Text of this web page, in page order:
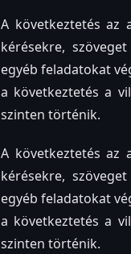
A következtetés az
kérésekre,
egyéb feladatokat
a következtetés a
szinten történik.
A következtetés az
kérésekre,
egyéb feladatokat
a következtetés a
szinten történik.